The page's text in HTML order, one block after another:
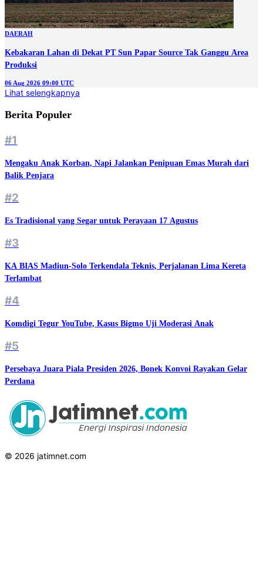
DAERAH
Kebakaran Lahan di Dekat PT Sun Papar Source Tak Ganggu Area
Produksi
06 Aug 2026 09:00 UTC
Lihat selengkapnya
Berita Populer
#1
Mengaku Anak Korban, Napi Jalankan Penipuan Emas Murah dari
Balik Penjara
#2
Es Tradisional yang Segar untuk Perayaan 17 Agustus
#3
KA BIAS Madiun-Solo Terkendala Teknis, Perjalanan Lima Kereta
Terlambat
#4
Komdigi Tegur YouTube, Kasus Bigmo Uji Moderasi Anak
#5
Persebaya Juara Piala Presiden 2026, Bonek Konvoi Rayakan Gelar
Perdana
© 2026 jatimnet.com